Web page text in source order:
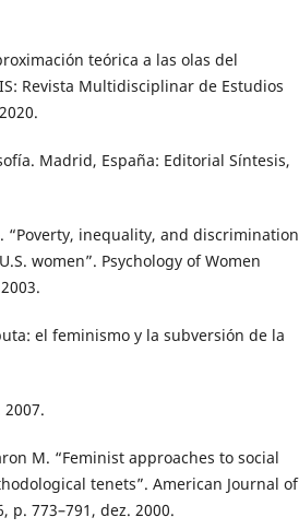
teórica a las olas del
Revista Multidisciplinar de Estudios
Madrid, España: Editorial Síntesis,
“Poverty, inequality, and discrimination
women”. Psychology of Women
el feminismo y la subversión de la
M. “Feminist approaches to social
tenets”. American Journal of
p. 773–791, dez. 2000.